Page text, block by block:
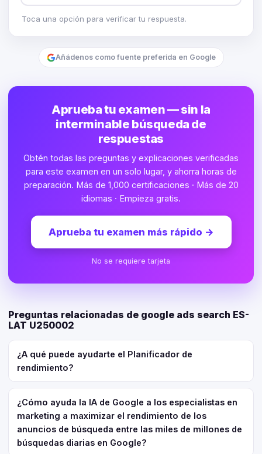
Toca una opción para verificar tu respuesta.
Añádenos como fuente preferida en Google
Aprueba tu examen — sin la
interminable búsqueda de
respuestas
Obtén todas las preguntas y explicaciones verificadas
para este examen en un solo lugar, y ahorra horas de
preparación. Más de 1,000 certificaciones · Más de 20
idiomas · Empieza gratis.
Aprueba tu examen más rápido →
No se requiere tarjeta
Preguntas relacionadas de google ads search ES-
LAT U250002
¿A qué puede ayudarte el Planificador de
rendimiento?
¿Cómo ayuda la IA de Google a los especialistas en
marketing a maximizar el rendimiento de los
anuncios de búsqueda entre las miles de millones de
búsquedas diarias en Google?